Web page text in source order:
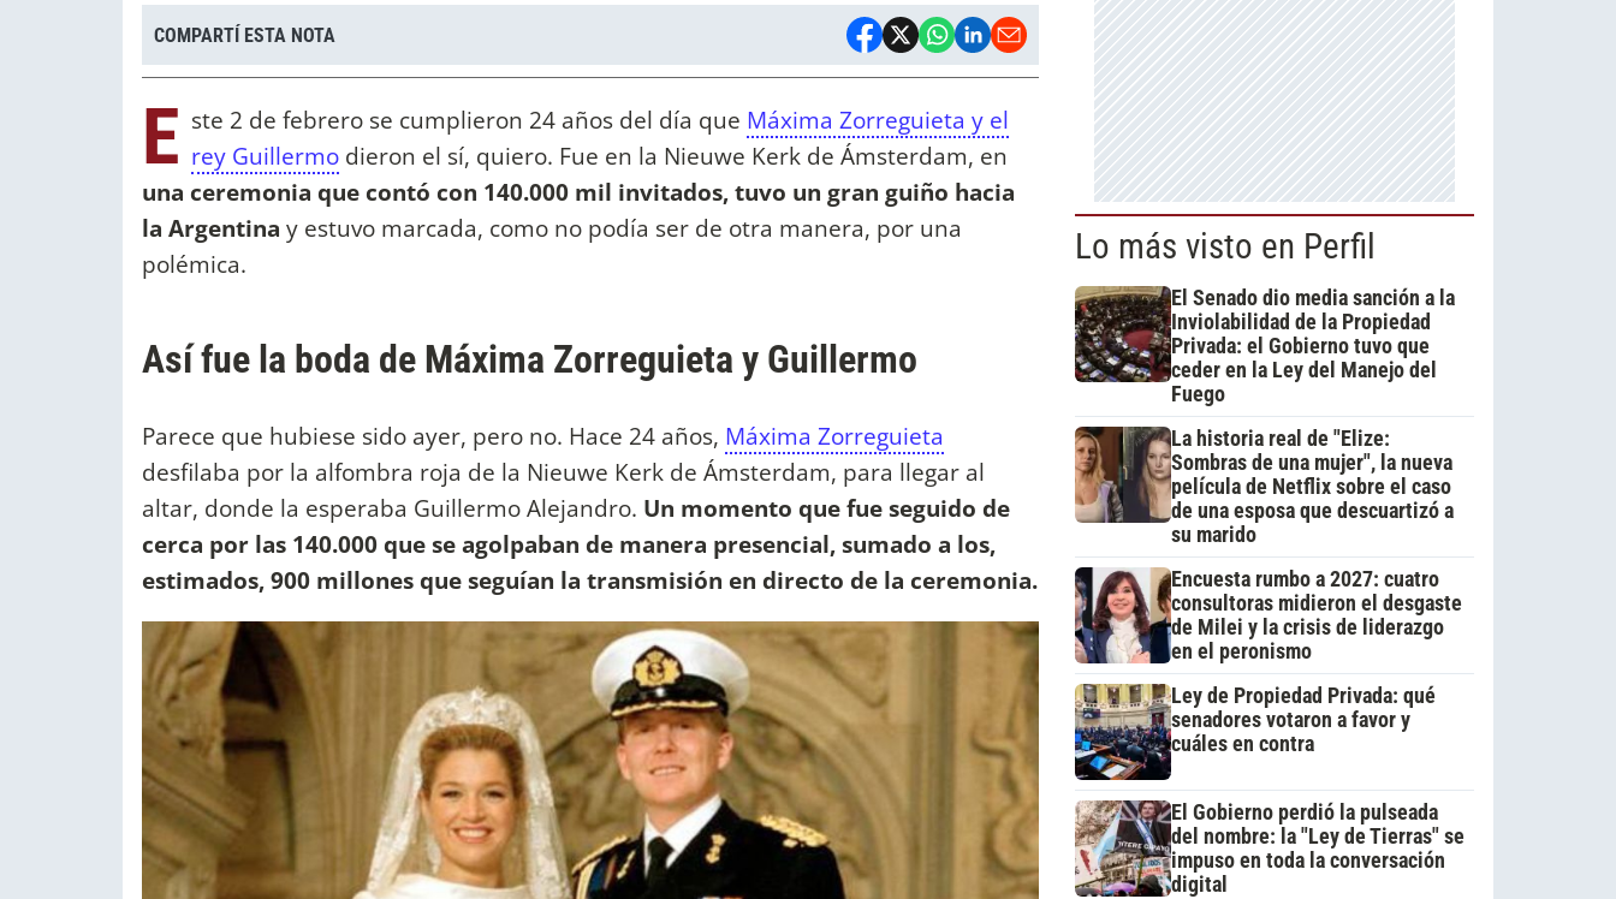
COMPARTÍ ESTA NOTA
E ste 2 de febrero se cumplieron 24 años del día que Máxima Zorreguieta y el
rey Guillermo dieron el sí, quiero. Fue en la Nieuwe Kerk de Ámsterdam, en
una ceremonia que contó con 140.000 mil invitados, tuvo un gran guiño hacia
la Argentina y estuvo marcada, como no podía ser de otra manera, por una
polémica.
Así fue la boda de Máxima Zorreguieta y Guillermo
Parece que hubiese sido ayer, pero no. Hace 24 años, Máxima Zorreguieta
desfilaba por la alfombra roja de la Nieuwe Kerk de Ámsterdam, para llegar al
altar, donde la esperaba Guillermo Alejandro. Un momento que fue seguido de
cerca por las 140.000 que se agolpaban de manera presencial, sumado a los,
estimados, 900 millones que seguían la transmisión en directo de la ceremonia.
Lo más visto en Perfil
El Senado dio media sanción a la
Inviolabilidad de la Propiedad
Privada: el Gobierno tuvo que
ceder en la Ley del Manejo del
Fuego
La historia real de "Elize:
Sombras de una mujer", la nueva
película de Netflix sobre el caso
de una esposa que descuartizó a
su marido
Encuesta rumbo a 2027: cuatro
consultoras midieron el desgaste
de Milei y la crisis de liderazgo
en el peronismo
Ley de Propiedad Privada: qué
senadores votaron a favor y
cuáles en contra
El Gobierno perdió la pulseada
del nombre: la "Ley de Tierras" se
impuso en toda la conversación
digital